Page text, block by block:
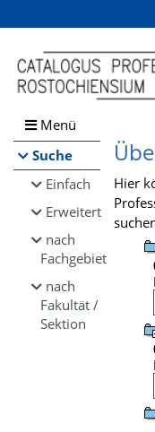
Browsen
direkt zum Inhalt
Menü
Suche
Einfach
Erweitert
nach
Fachgebiet
nach
Fakultät /
Sektion
Hier